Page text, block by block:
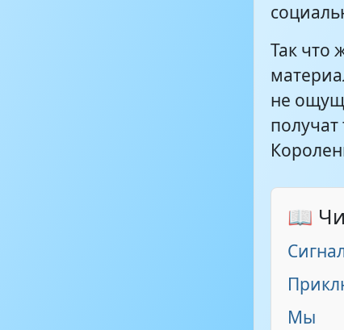
Так что
не
получат
📖
Мы